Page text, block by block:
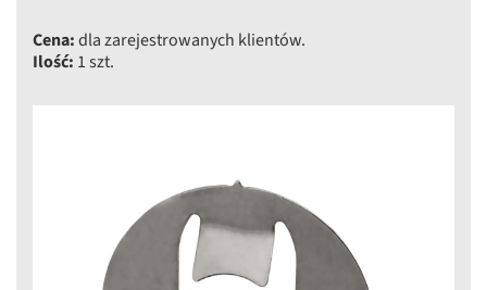
Cena:dla zarejestrowanych klientów.
Ilość: 1 szt.